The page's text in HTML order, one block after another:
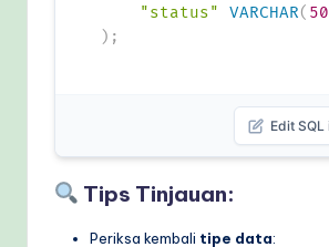
"status"
VARCHAR( 50
) ;
Edit
Tips Tinjauan:
Periksa kembali tipe data: